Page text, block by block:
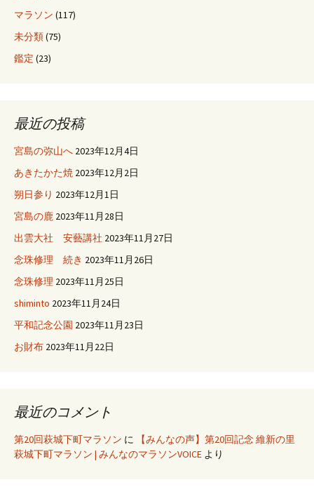
マラソン (117)
未分類(75)
鑑定 (23)
最近の投稿
宮島の弥山へ 2023年12月4日
あきたかた焼 2023年12月2日
朔日参り 2023年12月1日
宮島の鹿 2023年11月28日
出雲大社 安藝講社 2023年11月27日
念珠修理 続き 2023年11月26日
念珠修理 2023年11月25日
shiminto 2023年11月24日
平和記念公園 2023年11月23日
お財布 2023年11月22日
最近のコメント
第20回萩城下町マラソン に
【みんなの声】第20回記念 維新の里
萩城下町マラソン | みんなのマラソンVOICE より